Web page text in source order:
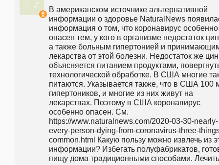
В американском источнике альтернативной
информации о здоровье NaturalNews
информация о том, что коронавирус особенно
опасен тем, у кого в организме недостаток
а также больным гипертонией и
лекарства от этой болезни. Недостаток же
объясняется питанием продуктами,
технологической обработке. В США многие
питаются. Указывается также, что в США 100
гипертоников, и многие из них живут на
лекарствах. Поэтому в США коронавирус
особенно опасен. См.
https://www.naturalnews.com/2020-03-30-nearly-
every-person-dying-from-coronavirus-three-
common.html Какую пользу можно извлечь из
информации? Избегать полуфабрикатов,
пищу дома традиционными способами. Лечить